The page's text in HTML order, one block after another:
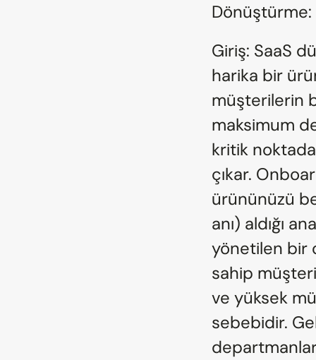
Dönüştürme:
Giriş: SaaS
harika bir
müşterilerin
maksimum
kritik
çıkar.
ürününüzü
anı) aldığı
yönetilen bir
sahip
ve yüksek
sebebidir.